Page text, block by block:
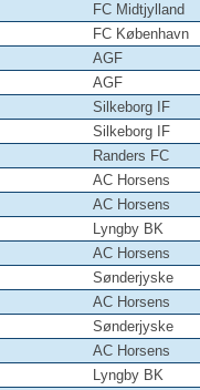
FC Midtjylland
FC København
AGF
AGF
Silkeborg IF
Silkeborg IF
Randers FC
AC Horsens
AC Horsens
Lyngby BK
AC Horsens
Sønderjyske
AC Horsens
Sønderjyske
AC Horsens
Lyngby BK